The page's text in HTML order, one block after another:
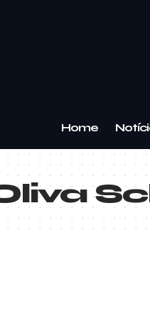
Home